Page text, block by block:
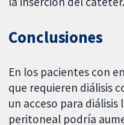
Conclusiones
En los pacientes con
que requieren diálisis
un acceso para diálisis
peritoneal podría